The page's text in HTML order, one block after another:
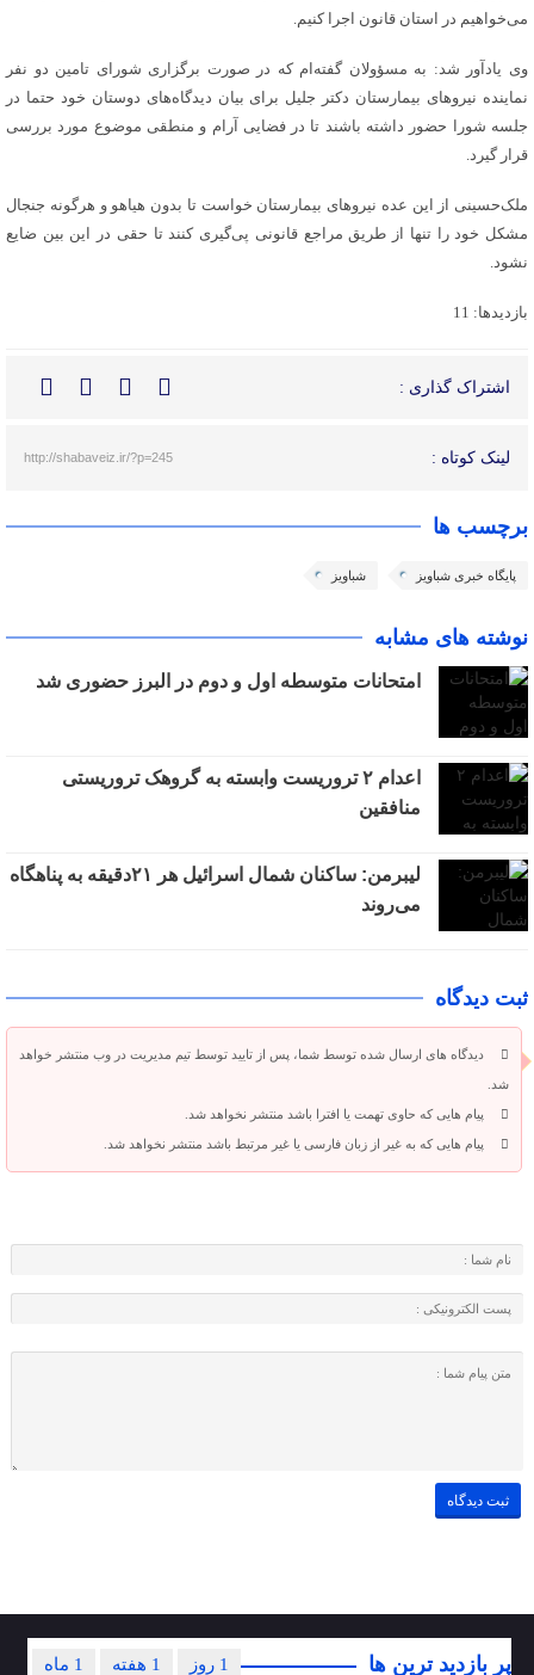
می‌خواهیم در استان قانون اجرا کنیم.
وی یادآور شد: به مسؤولان گفته‌ام که در صورت برگزاری شورای تامین دو نفر
نماینده نیروهای بیمارستان دکتر جلیل برای بیان دیدگاه‌های دوستان خود حتما در
جلسه شورا حضور داشته باشند تا در فضایی آرام و منطقی موضوع مورد بررسی
قرار گیرد.
ملک‌حسینی از این عده نیروهای بیمارستان خواست تا بدون هیاهو و هرگونه جنجال
مشکل خود را تنها از طریق مراجع قانونی پی‌گیری کنند تا حقی در این بین ضایع
نشود.
بازدیدها: 11
اشتراک گذاری :
لینک کوتاه : http://shabaveiz.ir/?p=245
برچسب ها
پایگاه خبری شباویز شباویز
نوشته های مشابه
امتحانات متوسطه اول و دوم در البرز حضوری شد
اعدام ۲ تروریست وابسته به گروهک تروریستی
منافقین
لیبرمن: ساکنان شمال اسرائیل هر ۲۱دقیقه به پناهگاه
می‌روند
ثبت دیدگاه
دیدگاه های ارسال شده توسط شما، پس از تایید توسط تیم مدیریت در وب منتشر خواهد
شد.
پیام هایی که حاوی تهمت یا افترا باشد منتشر نخواهد شد.
پیام هایی که به غیر از زبان فارسی یا غیر مرتبط باشد منتشر نخواهد شد.
پر بازدید ترین ها 1 ماه 1 هفته 1 روز